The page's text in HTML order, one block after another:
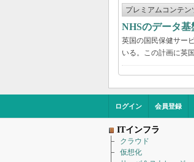
プレミアムコンテン
NHSのデータ
英国の国民保健サー
いる。この計画に英
ログイン 会員登録
ITインフラ
クラウド
仮想化